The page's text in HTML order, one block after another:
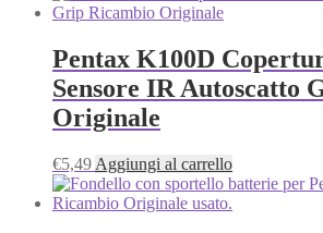
Pentax K100D
Sensore IR Autoscatto
Originale
€5,49 Aggiungi al carrello